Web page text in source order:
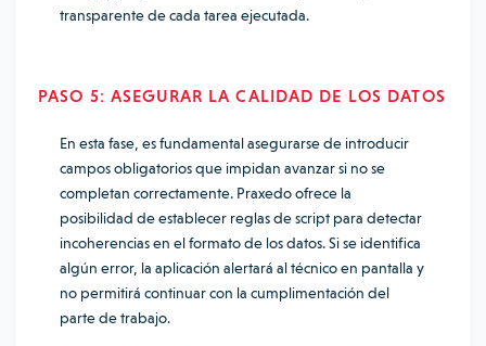
transparente de cada tarea ejecutada.
PASO 5: ASEGURAR LA CALIDAD DE LOS DATOS
En esta fase, es fundamental asegurarse de introducir
campos obligatorios que impidan avanzar si no se
completan correctamente. Praxedo ofrece la
posibilidad de establecer reglas de script para detectar
incoherencias en el formato de los datos. Si se identifica
algún error, la aplicación alertará al técnico en pantalla y
no permitirá continuar con la cumplimentación del
parte de trabajo.